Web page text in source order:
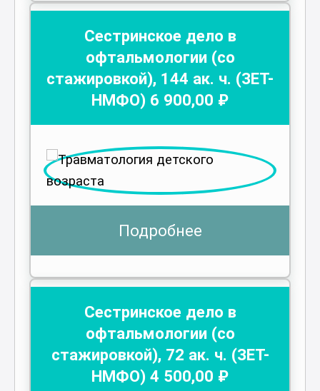
Сестринское дело в
офтальмологии (со
стажировкой), 144 ак. ч. (ЗЕТ-
НМФО) 6 900,00 ₽
Подробнее
Сестринское дело в
офтальмологии (со
стажировкой), 72 ак. ч. (ЗЕТ-
НМФО) 4 500,00 ₽